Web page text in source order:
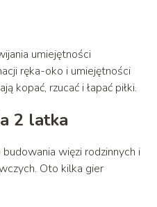
umiejętności
ręka-oko i umiejętności
kopać, rzucać i łapać piłki.
2 latka
więzi rodzinnych i
Oto kilka gier